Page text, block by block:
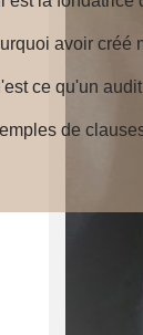
avoir créé
ce qu'un
de